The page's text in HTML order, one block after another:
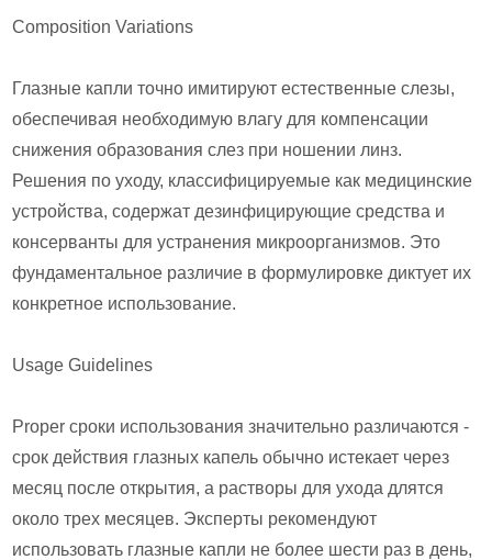
Composition Variations
Глазные капли точно имитируют естественные слезы,
обеспечивая необходимую влагу для компенсации
снижения образования слез при ношении линз.
Решения по уходу, классифицируемые как медицинские
устройства, содержат дезинфицирующие средства и
консерванты для устранения микроорганизмов. Это
фундаментальное различие в формулировке диктует их
конкретное использование.
Usage Guidelines
Proper сроки использования значительно различаются -
срок действия глазных капель обычно истекает через
месяц после открытия, а растворы для ухода длятся
около трех месяцев. Эксперты рекомендуют
использовать глазные капли не более шести раз в день,